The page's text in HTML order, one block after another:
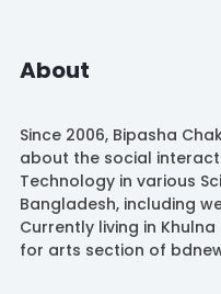
About
Since 2006, Bipasha
about the social
Technology in various
Bangladesh, including
Currently living in
for arts section of